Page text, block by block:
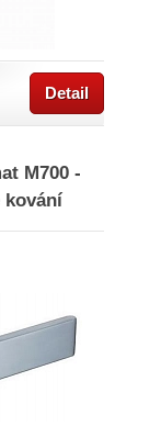
Detail
M700 -
kování